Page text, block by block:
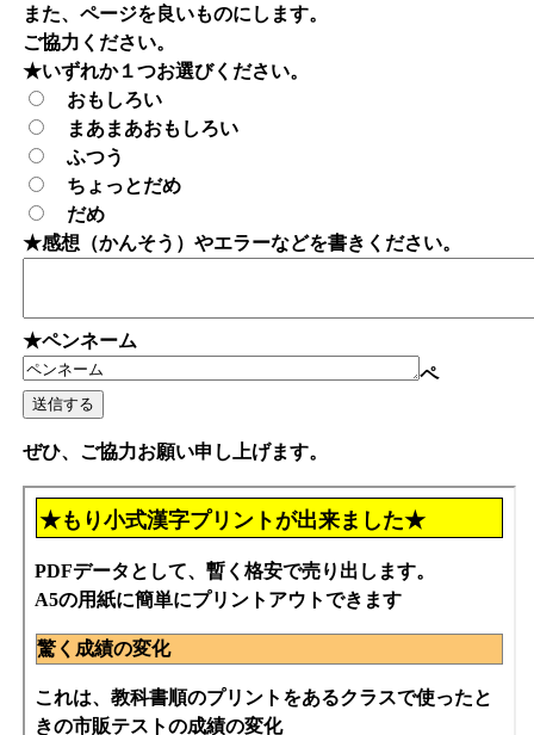
また、ページを良いものにします。
ご協力ください。
★いずれか１つお選びください。
おもしろい
まあまあおもしろい
ふつう
ちょっとだめ
だめ
★感想（かんそう）やエラーなどを書きください。
★ペンネーム
ペ
ぜひ、ご協力お願い申し上げます。